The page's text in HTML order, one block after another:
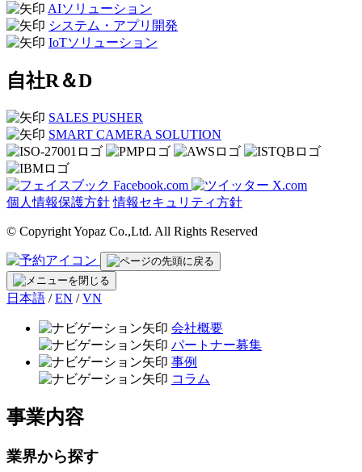
AIソリューション
システム・アプリ開発
IoTソリューション
自社R＆D
SALES PUSHER
SMART CAMERA SOLUTION
Facebook.com
X.com
個人情報保護方針 情報セキュリティ方針
© Copyright Yopaz Co.,Ltd. All Rights Reserved
日本語 / EN / VN
会社概要
パートナー募集
事例
コラム
事業内容
業界から探す